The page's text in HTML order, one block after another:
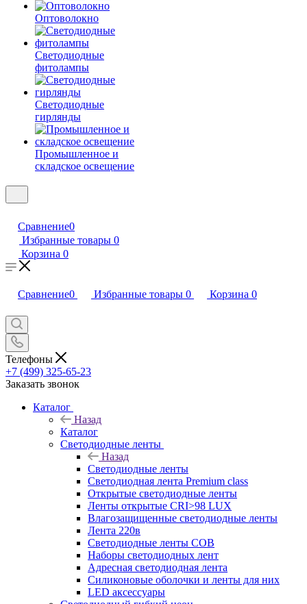
Оптоволокно
Светодиодные
фитолампы
Светодиодные
гирлянды
Промышленное и
складское освещение
Сравнение0
Избранные товары 0
Корзина 0
Сравнение0 Избранные товары 0 Корзина 0
Телефоны
+7 (499) 325-65-23
Заказать звонок
Каталог
Назад
Каталог
Светодиодные ленты
Назад
Светодиодные ленты
Светодиодная лента Premium class
Открытые светодиодные ленты
Ленты открытые CRI>98 LUX
Влагозащищенные светодиодные ленты
Лента 220в
Светодиодные ленты COB
Наборы светодиодных лент
Адресная светодиодная лента
Силиконовые оболочки и ленты для них
LED аксессуары